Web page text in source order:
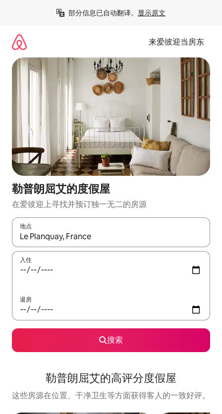
部分信息已自动翻译。 显示原文
来爱彼迎当房东
勒普朗屈艾的度假屋
在爱彼迎上寻找并预订独一无二的房源
地点
如有搜索结果，请使用上下方向键查看，或通过点击或滑动手势
入住
退房
搜索
勒普朗屈艾的高评分度假屋
这些房源在位置、干净卫生等方面获得客人的一致好评。